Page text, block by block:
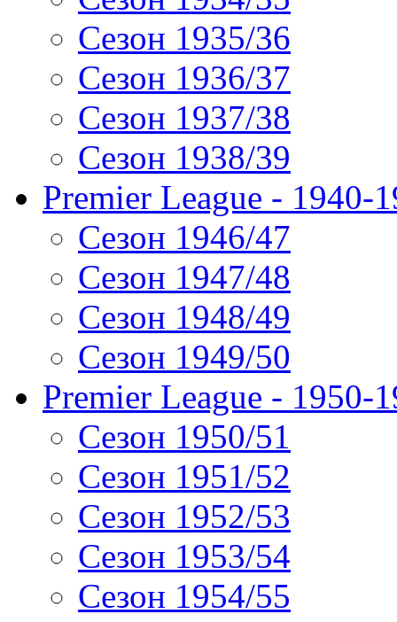
Сезон 1935/36
Сезон 1936/37
Сезон 1937/38
Сезон 1938/39
Premier League - 1940-
Сезон 1946/47
Сезон 1947/48
Сезон 1948/49
Сезон 1949/50
Premier League - 1950-
Сезон 1950/51
Сезон 1951/52
Сезон 1952/53
Сезон 1953/54
Сезон 1954/55